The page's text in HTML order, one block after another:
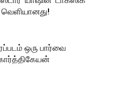
வெளியானது!
ஒரு பார்வை